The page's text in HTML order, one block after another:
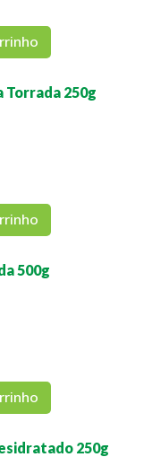
Torrada 250g
500g
250g